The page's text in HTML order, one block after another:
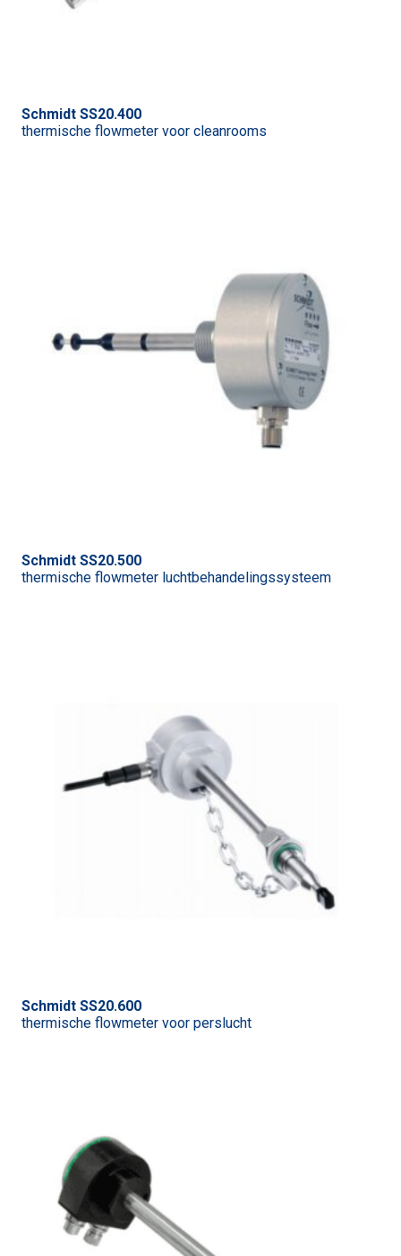
Schmidt SS20.400
thermische flowmeter voor cleanrooms
Schmidt SS20.500
thermische flowmeter luchtbehandelingssysteem
Schmidt SS20.600
thermische flowmeter voor perslucht